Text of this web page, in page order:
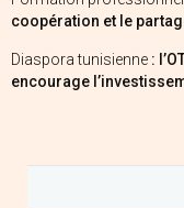
coopération et le
Diaspora tunisienne :
encourage